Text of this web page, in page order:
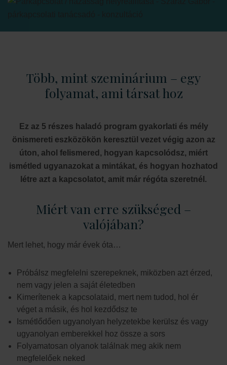
Több, mint szeminárium – egy
folyamat, ami társat hoz
Ez az 5 részes haladó program gyakorlati és mély
önismereti eszközökön keresztül vezet végig azon az
úton, ahol felismered, hogyan kapcsolódsz, miért
ismétled ugyanazokat a mintákat, és hogyan hozhatod
létre azt a kapcsolatot, amit már régóta szeretnél.
Miért van erre szükséged –
valójában?
Mert lehet, hogy már évek óta…
Próbálsz megfelelni szerepeknek, miközben azt érzed,
nem vagy jelen a saját életedben
Kimerítenek a kapcsolataid, mert nem tudod, hol ér
véget a másik, és hol kezdődsz te
Ismétlődően ugyanolyan helyzetekbe kerülsz és vagy
ugyanolyan emberekkel hoz össze a sors
Folyamatosan olyanok találnak meg akik nem
megfelelőek neked